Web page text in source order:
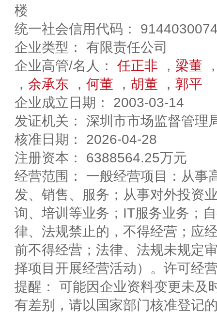
楼
统一社会信用代码：
企业类型： 有限责任公司
企业高管/名人： 任正非 ， 梁董
， 余承东 ， 何董 ， 胡董 ， 郭平
企业成立日期： 2003-03-14
发证机关： 深圳市市场监督管理
核准日期： 2026-04-28
注册资本： 6388564.25万元
经营范围： 一般经营项目：从事
发、销售、服务；从事对外投资
询、培训等业务；IT服务业务；
律、法规禁止的，不得经营；应
前不得经营；法律、法规未规定
择项目开展经营活动）。许可经
提醒： 可能因企业资料变更未及
有差别，请以国家部门核准登记